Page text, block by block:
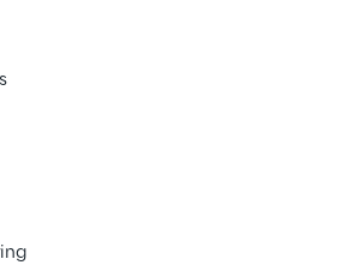
esperienza e alle nostre
d’uso reali e implementare le
of concepts e progetti.